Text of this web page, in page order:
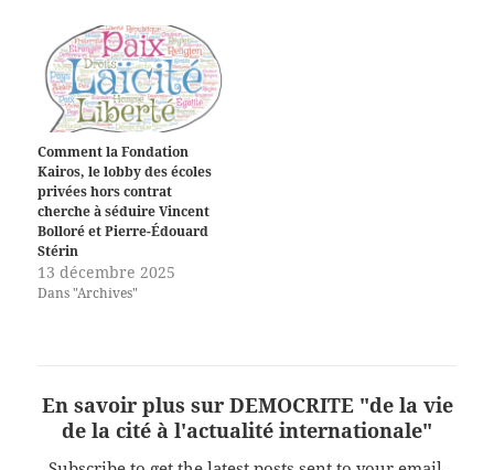
Comment la Fondation
Kairos, le lobby des écoles
privées hors contrat
cherche à séduire Vincent
Bolloré et Pierre-Édouard
Stérin
13 décembre 2025
Dans "Archives"
En savoir plus sur DEMOCRITE "de la vie
de la cité à l'actualité internationale"